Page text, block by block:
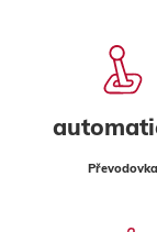
Převodovka